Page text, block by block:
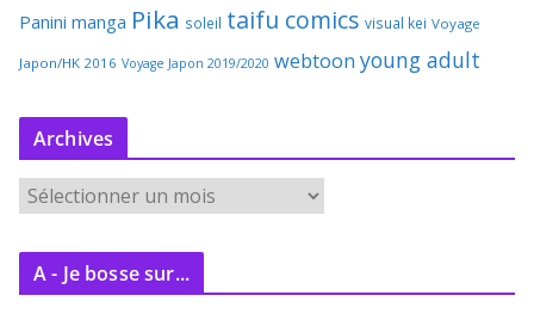
Panini manga Pika soleil taifu comics visual kei Voyage
Japon/HK 2016 Voyage Japon 2019/2020 webtoon young adult
Archives
r
c
A - Je bosse sur...